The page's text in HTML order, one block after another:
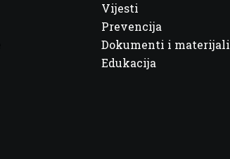
Vijesti
Prevencija
Dokumenti i materijali
Edukacija